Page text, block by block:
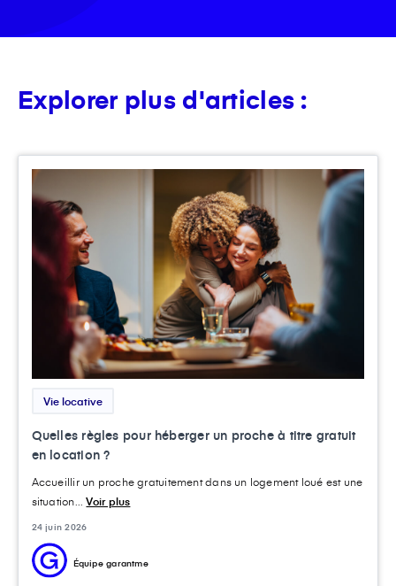
Explorer plus d'articles :
Vie locative
Quelles règles pour héberger un proche à titre gratuit
en location ?
Accueillir un proche gratuitement dans un logement loué est une
situation...Voir plus
24 juin 2026
Équipe garantme